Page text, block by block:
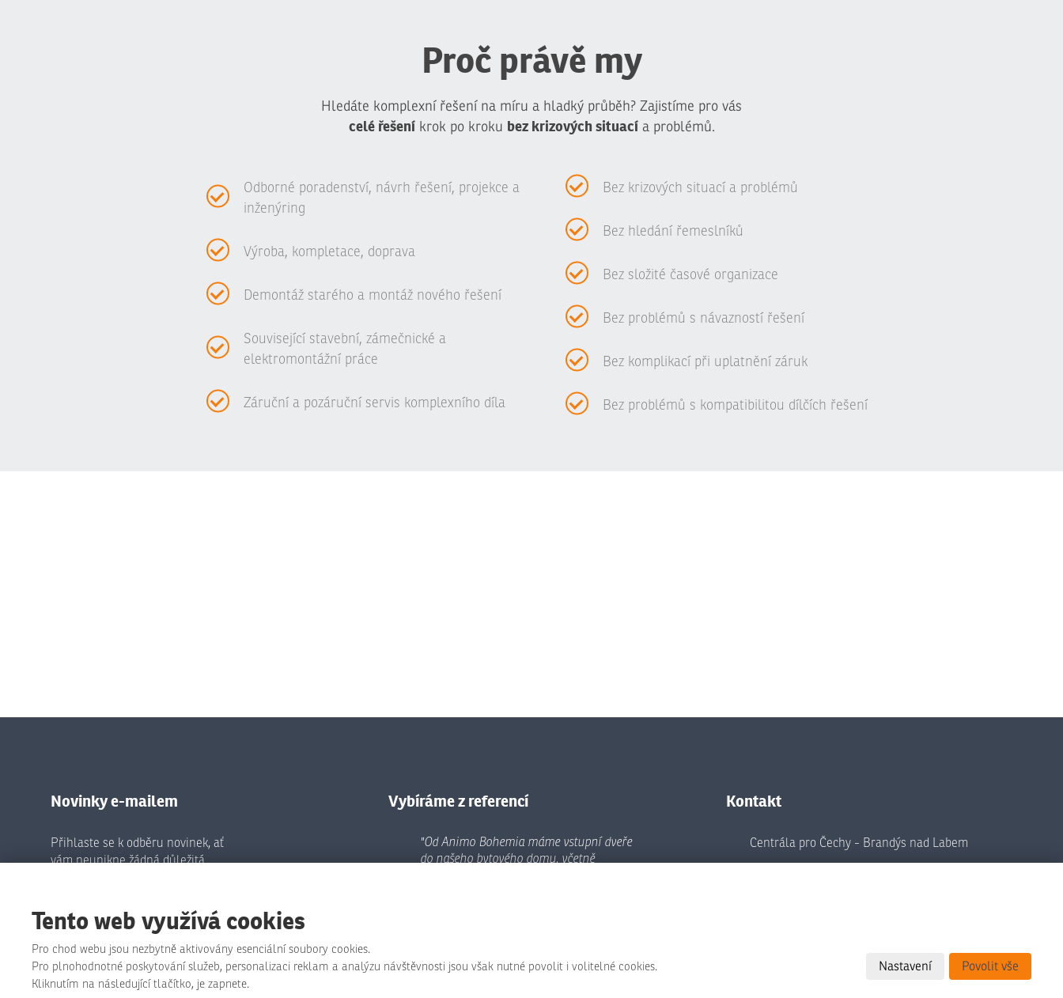
Proč právě my
Hledáte komplexní řešení na míru a hladký průběh? Zajistíme pro vás
celé řešeníkrok po kroku bez krizových situacía problémů.
Odborné poradenství, návrh řešení, projekce a
inženýring
Výroba, kompletace, doprava
Demontáž starého a montáž nového řešení
Související stavební, zámečnické a
elektromontážní práce
Záruční a pozáruční servis komplexního díla
Bez krizových situací a problémů
Bez hledání řemeslníků
Bez složité časové organizace
Bez problémů s návazností řešení
Bez komplikací při uplatnění záruk
Bez problémů s kompatibilitou dílčích řešení
Novinky e-mailem
Přihlaste se k odběru novinek, ať
vám neunikne žádná důležitá
Odeslat
Souhlasím se zpracováním osobních údajů.
Formulář
Vybíráme z referencí
"Od Animo Bohemia máme vstupní dveře
do našeho bytového domu, včetně
ochotné a stoprocentně profesionální
pomoci."
Kontakt
Centrála pro Čechy - Brandýs nad Labem
Regionální servisní střediska
Tento web využívá cookies
Pro chod webu jsou nezbytně aktivovány esenciální soubory cookies.
Pro plnohodnotné poskytování služeb, personalizaci reklam a analýzu návštěvnosti jsou však nutné povolit i volitelné cookies.
Kliknutím na následující tlačítko, je zapnete.
Nastavení Povolit vše